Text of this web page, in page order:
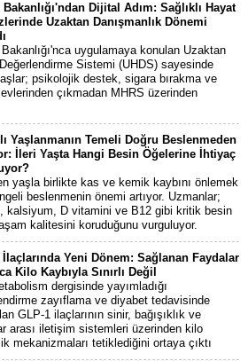
Bakanlığı'ndan Dijital Adım: Sağlıklı Hayat
Uzaktan Danışmanlık Dönemi
Bakanlığı'nca uygulamaya konulan Uzaktan
Sistemi (UHDS) sayesinde
psikolojik destek, sigara bırakma ve
çıkmadan MHRS üzerinden
Yaşlanmanın Temeli Doğru Beslenmeden
İleri Yaşta Hangi Besin Öğelerine İhtiyaç
yaşla birlikte kas ve kemik kaybını önlemek
beslenmenin önemi artıyor. Uzmanlar;
kalsiyum, D vitamini ve B12 gibi kritik besin
kalitesini koruduğunu vurguluyor.
İlaçlarında Yeni Dönem: Sağlanan Faydalar
Kilo Kaybıyla Sınırlı Değil
dergisinde yayımladığı
zayıflama ve diyabet tedavisinde
GLP-1 ilaçlarının sinir, bağışıklık ve
arası iletişim sistemleri üzerinden kilo
mekanizmaları tetiklediğini ortaya çıktı